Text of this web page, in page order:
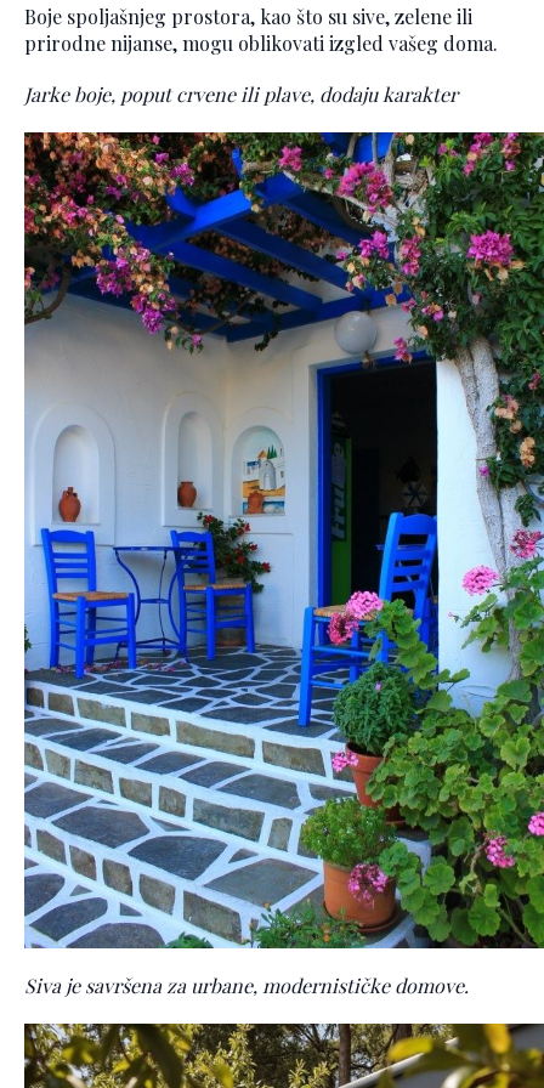
Boje spoljašnjeg prostora, kao što su sive, zelene ili
prirodne nijanse, mogu oblikovati izgled vašeg doma.
Jarke boje, poput crvene ili plave, dodaju karakter
Siva je savršena za urbane, modernističke domove.